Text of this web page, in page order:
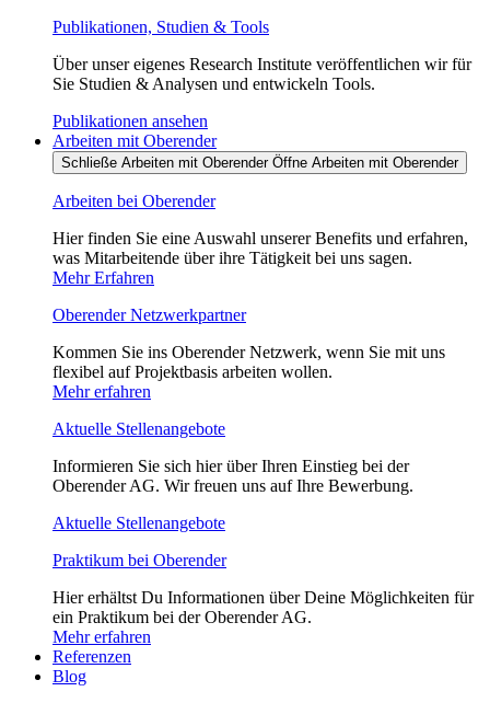
Publikationen, Studien & Tools
Über unser eigenes Research Institute veröffentlichen wir für
Sie Studien & Analysen und entwickeln Tools.
Publikationen ansehen
Arbeiten mit Oberender
Schließe Arbeiten mit Oberender Öffne Arbeiten mit Oberender
Arbeiten bei Oberender
Hier finden Sie eine Auswahl unserer Benefits und erfahren,
was Mitarbeitende über ihre Tätigkeit bei uns sagen.
Mehr Erfahren
Oberender Netzwerkpartner
Kommen Sie ins Oberender Netzwerk, wenn Sie mit uns
flexibel auf Projektbasis arbeiten wollen.
Mehr erfahren
Aktuelle Stellenangebote
Informieren Sie sich hier über Ihren Einstieg bei der
Oberender AG. Wir freuen uns auf Ihre Bewerbung.
Aktuelle Stellenangebote
Praktikum bei Oberender
Hier erhältst Du Informationen über Deine Möglichkeiten für
ein Praktikum bei der Oberender AG.
Mehr erfahren
Referenzen
Blog